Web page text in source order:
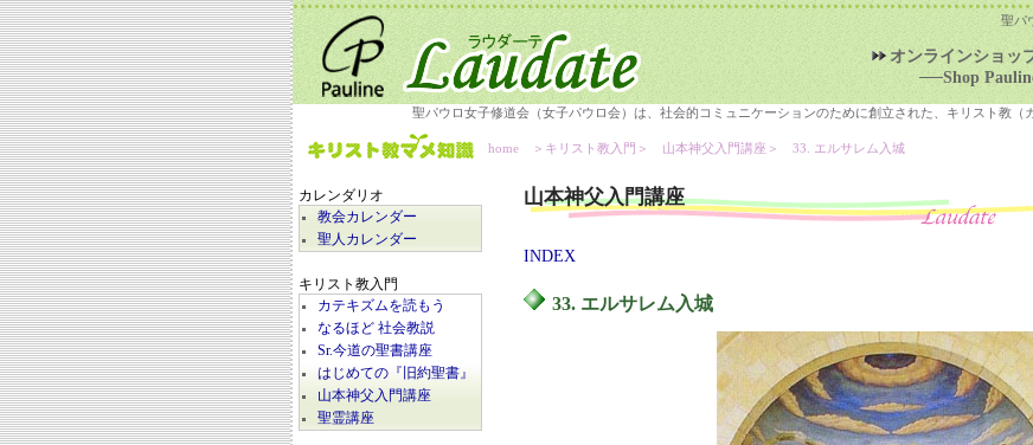
聖パ
オンラインショッ
──Shop
聖パウロ女子修道会（女子パウロ会）は、社会的コミュニケーションのために創立された、キリスト教（
カレンダリオ
教会カレンダー
聖人カレンダー
キリスト教入門
カテキズムを読もう
なるほど 社会教説
Sr.今道の聖書講座
はじめての『旧約聖書』
山本神父入門講座
聖霊講座
home ＞キリスト教入門＞ 山本神父入門講座 ＞ 33. エルサレム入城
山本神父入門講座
INDEX
33. エルサレム入城